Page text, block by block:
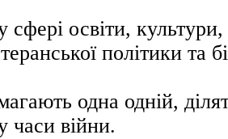
сфері освіти,
політики та
одна одній,
часи війни.